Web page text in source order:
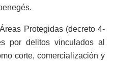
Protegidas (decreto 4-
por delitos vinculados al
corte, comercialización y